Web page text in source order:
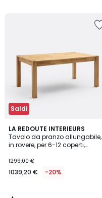
Saldi
LA REDOUTE INTERIEURS
Tavolo da pranzo allungabile,
in rovere, per 6-12 coperti,
1299,00 €
1039,20 € -20%
4,2
/ 5